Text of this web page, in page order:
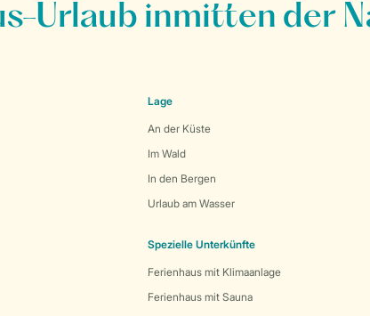
Urlaub inmitten der
Lage
An der Küste
Im Wald
In den Bergen
Urlaub am Wasser
Spezielle Unterkünfte
Ferienhaus mit Klimaanlage
Ferienhaus mit Sauna